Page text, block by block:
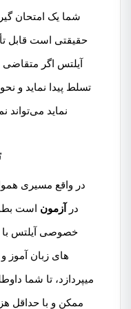
شما یک امتحان
حقیقتی است قابل
آیلتس اگر
تسلط پیدا نماید و
نماید می‌تواند
در واقع مسیری
در
آزمون است
خصوصی آیلتس
های زبان آموز
میپردازد، تا شما
ممکن و با حداقل